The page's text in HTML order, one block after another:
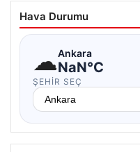
Hava Durumu
☁Ankara
NaN°C
ŞEHIR SEÇ